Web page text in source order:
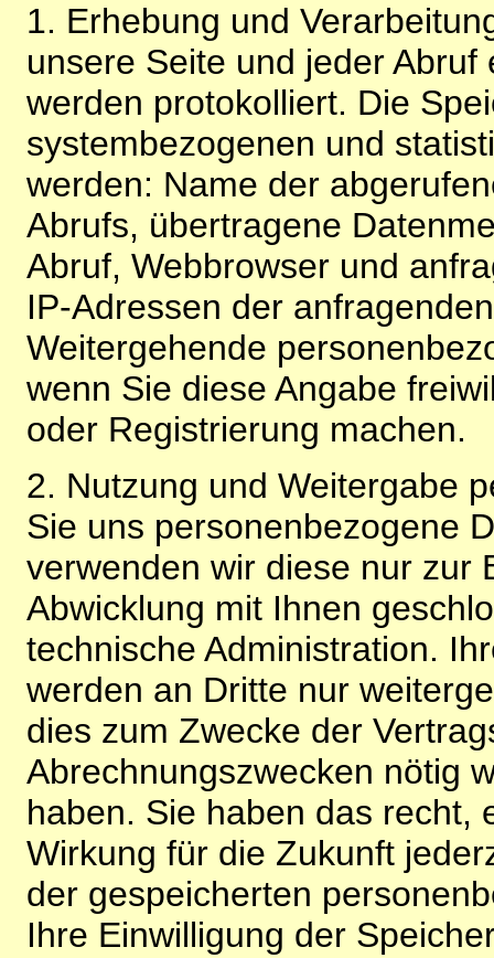
1. Erhebung und
unsere Seite und jeder
werden protokolliert. Die
systembezogenen und
werden: Name der
Abrufs, übertragene
Abruf, Webbrowser und
IP-Adressen der
Weitergehende
wenn Sie diese Angabe
oder Registrierung machen.
2. Nutzung und Weitergabe
Sie uns personenbezogene
verwenden wir diese nur zur
Abwicklung mit Ihnen
technische Administration.
werden an Dritte nur
dies zum Zwecke der
Abrechnungszwecken nötig
haben. Sie haben das recht,
Wirkung für die Zukunft
der gespeicherten
Ihre Einwilligung der